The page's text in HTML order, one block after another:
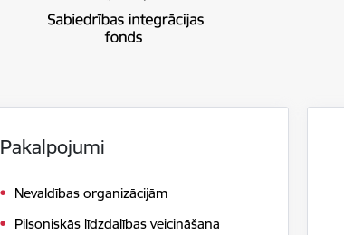
Pakalpojumi
Nevaldības organizācijām
Pilsoniskās līdzdalības veicināšana